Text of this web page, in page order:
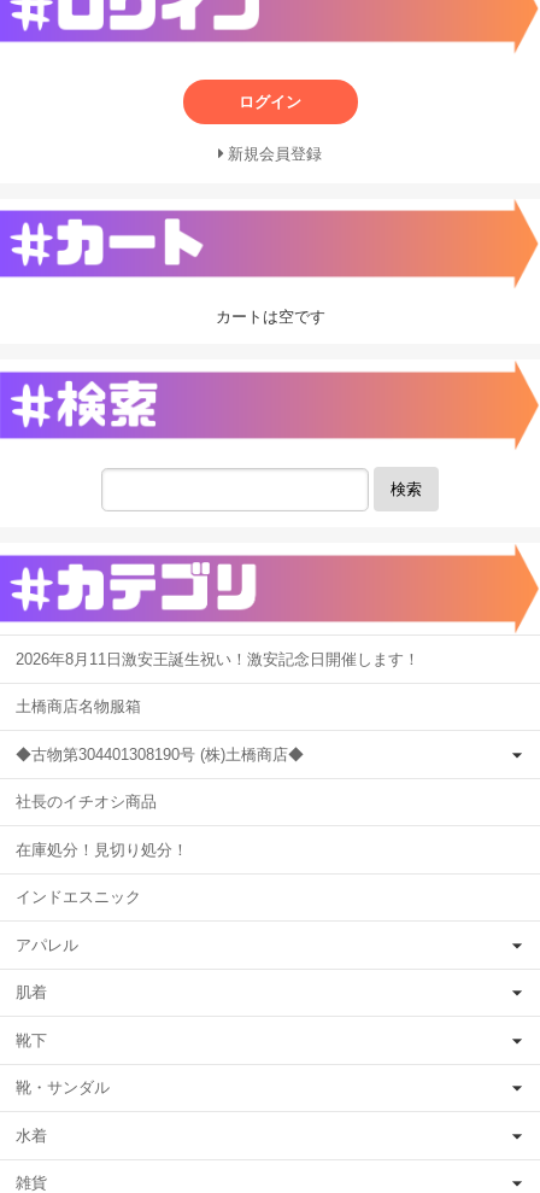
ログイン
新規会員登録
カートは空です
検索
2026年8月11日激安王誕生祝い！激安記念日開催します！
土橋商店名物服箱
◆古物第304401308190号 (株)土橋商店◆
社長のイチオシ商品
在庫処分！見切り処分！
インドエスニック
アパレル
肌着
靴下
靴・サンダル
水着
雑貨